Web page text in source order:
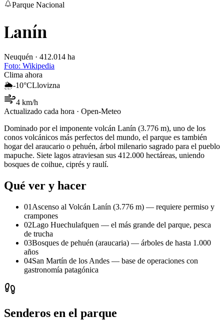
Parque Nacional
Lanín
Neuquén · 412.014 ha
Foto: Wikipedia
Clima ahora
🌦️-10°CLlovizna
4 km/h
Actualizado cada hora · Open-Meteo
Dominado por el imponente volcán Lanín (3.776 m), uno de los
conos volcánicos más perfectos del mundo, el parque es también
hogar del araucario o pehuén, árbol milenario sagrado para el pueblo
mapuche. Siete lagos atraviesan sus 412.000 hectáreas, uniendo
bosques de coihue, ciprés y raulí.
Qué ver y hacer
01 Ascenso al Volcán Lanín (3.776 m) — requiere permiso y
crampones
02Lago Huechulafquen — el más grande del parque, pesca
de trucha
03Bosques de pehuén (araucaria) — árboles de hasta 1.000
años
04San Martín de los Andes — base de operaciones con
gastronomía patagónica
Senderos en el parque